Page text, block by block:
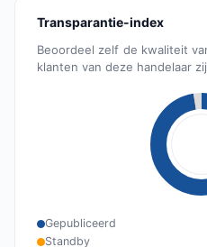
Transparantie-index
Beoordeel zelf de kwaliteit
klanten van deze handelaar
Gepubliceerd
Standby